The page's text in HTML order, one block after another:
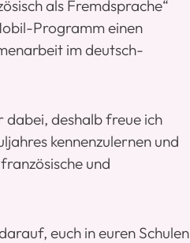
als Fremdsprache“
Programm einen
im deutsch-
dabei, deshalb freue ich
kennenzulernen und
und
euch in euren Schulen